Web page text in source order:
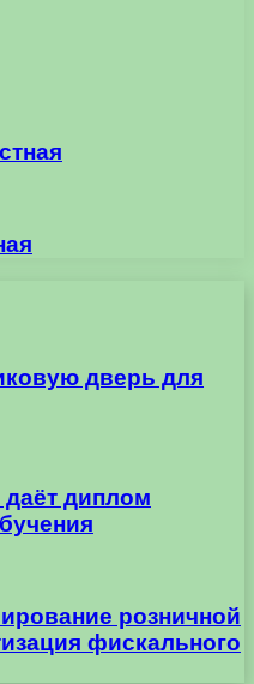
дверь для
диплом
розничной
фискального